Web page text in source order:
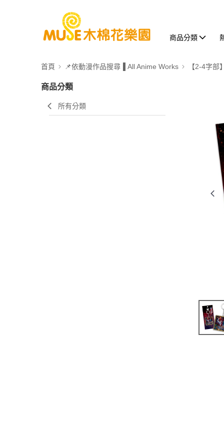
商品分類
首頁 📌依動漫作品搜尋▐ All Anime Works 【2-4字部
商品分類
所有分類